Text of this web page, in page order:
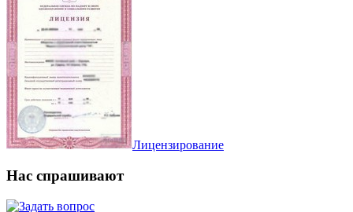
Лицензирование
Нас спрашивают